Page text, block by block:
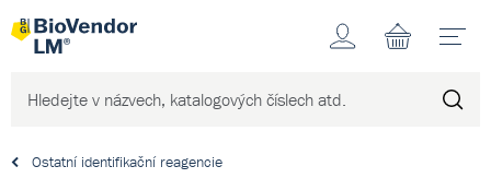
Účet
Ostatní identifikační reagencie